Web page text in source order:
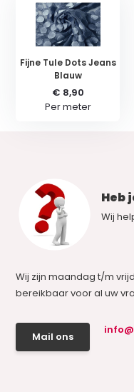
Fijne Tule Dots Jeans
Blauw
€ 8,90
Per meter
Heb
Wij
Wij zijn maandag t/m
bereikbaar voor al uw
Mail ons